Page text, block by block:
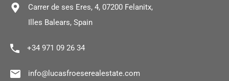
Carrer de ses Eres, 4, 07200 Felanitx,
Illes Balears, Spain
+34 971 09 26 34
info@lucasfroeserealestate.com